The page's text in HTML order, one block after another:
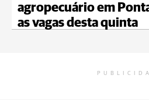
agropecuário em
as vagas desta quinta